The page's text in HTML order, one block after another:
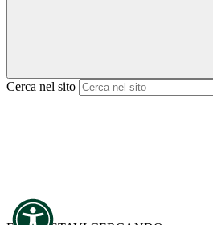
Cerca nel sito